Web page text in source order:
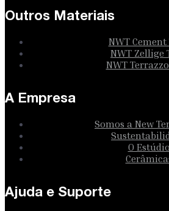
Outros Materiais
NWT Cement
NWT Zellige
NWT
A Empresa
Somos a New
O Estúdio
Ajuda e Suporte